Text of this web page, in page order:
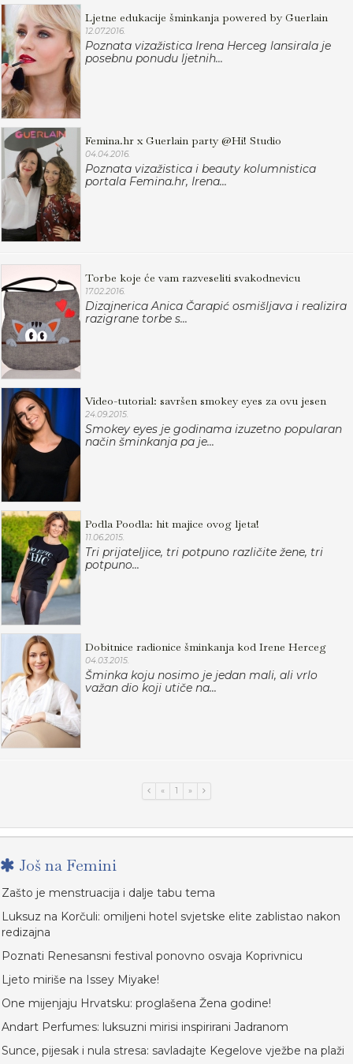
Ljetne edukacije šminkanja powered by Guerlain
12.07.2016.
Poznata vizažistica Irena Herceg lansirala je
posebnu ponudu ljetnih...
Femina.hr x Guerlain party @Hi! Studio
04.04.2016.
Poznata vizažistica i beauty kolumnistica
portala Femina.hr, Irena...
Torbe koje će vam razveseliti svakodnevicu
17.02.2016.
Dizajnerica Anica Čarapić osmišljava i realizira
razigrane torbe s...
Video-tutorial: savršen smokey eyes za ovu jesen
24.09.2015.
Smokey eyes je godinama izuzetno popularan
način šminkanja pa je...
Podla Poodla: hit majice ovog ljeta!
11.06.2015.
Tri prijateljice, tri potpuno različite žene, tri
potpuno...
Dobitnice radionice šminkanja kod Irene Herceg
04.03.2015.
Šminka koju nosimo je jedan mali, ali vrlo
važan dio koji utiče na...
« 1 »
Još na Femini
Zašto je menstruacija i dalje tabu tema
Luksuz na Korčuli: omiljeni hotel svjetske elite zablistao nakon
redizajna
Poznati Renesansni festival ponovno osvaja Koprivnicu
Ljeto miriše na Issey Miyake!
One mijenjaju Hrvatsku: proglašena Žena godine!
Andart Perfumes: luksuzni mirisi inspirirani Jadranom
Sunce, pijesak i nula stresa: savladajte Kegelove vježbe na plaži